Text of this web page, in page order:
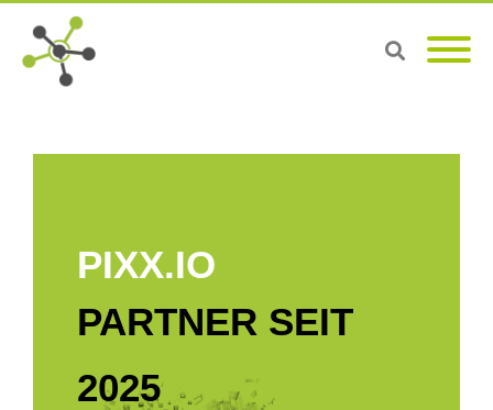
PIXX.IO
PARTNER SEIT
2025